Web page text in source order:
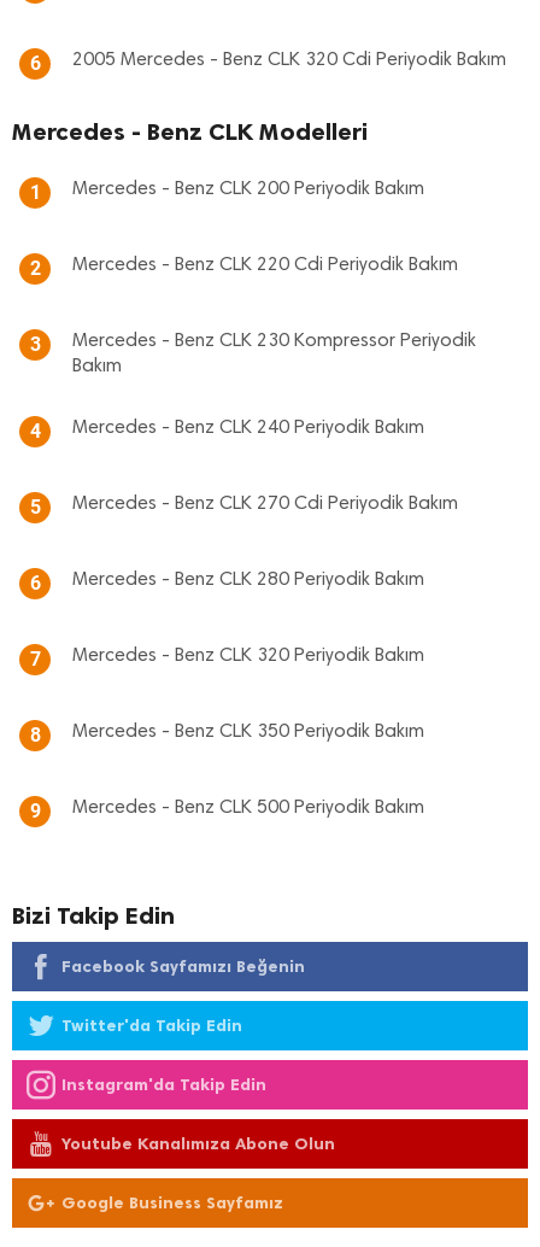
6 2005 Mercedes - Benz CLK 320 Cdi Periyodik Bakım
Mercedes - Benz CLK Modelleri
1 Mercedes - Benz CLK 200 Periyodik Bakım
2 Mercedes - Benz CLK 220 Cdi Periyodik Bakım
3
Mercedes - Benz CLK 230 Kompressor Periyodik
Bakım
4 Mercedes - Benz CLK 240 Periyodik Bakım
5 Mercedes - Benz CLK 270 Cdi Periyodik Bakım
6 Mercedes - Benz CLK 280 Periyodik Bakım
7 Mercedes - Benz CLK 320 Periyodik Bakım
8 Mercedes - Benz CLK 350 Periyodik Bakım
9 Mercedes - Benz CLK 500 Periyodik Bakım
Bizi Takip Edin
Facebook Sayfamızı Beğenin
Twitter'da Takip Edin
Instagram'da Takip Edin
Youtube Kanalımıza Abone Olun
Google Business Sayfamız